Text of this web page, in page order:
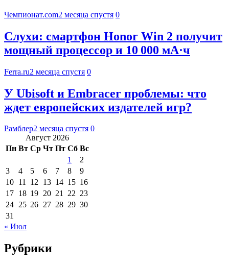
Чемпионат.com2 месяца спустя 0
Слухи: смартфон Honor Win 2 получит
мощный процессор и 10 000 мА·ч
Ferra.ru2 месяца спустя 0
У Ubisoft и Embracer проблемы: что
ждет европейских издателей игр?
Рамблер2 месяца спустя 0
Август 2026
Пн Вт Ср Чт Пт Сб Вс
1
2
3
4 5 6 7 8
9
10 11 12 13 14 15 16
17 18 19 20 21 22 23
24 25 26 27 28 29 30
31
« Июл
Рубрики